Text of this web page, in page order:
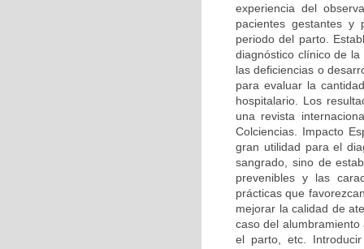
experiencia del
pacientes gestantes y
periodo del parto.
diagnóstico clínico de
las deficiencias o
para evaluar la
hospitalario. Los
una revista
Colciencias. Impacto
gran utilidad para el
sangrado, sino de
prevenibles y las
prácticas que
mejorar la calidad de
caso del
el parto, etc.